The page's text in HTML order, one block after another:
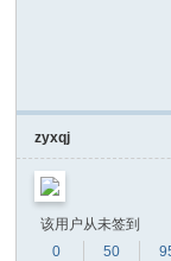
zyxqj
该用户从未签到
0
50